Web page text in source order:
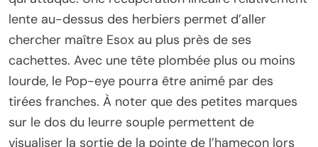
lente au-dessus des herbiers permet d’aller
chercher maître Esox au plus près de ses
cachettes. Avec une tête plombée plus ou moins
lourde, le Pop-eye pourra être animé par des
tirées franches. À noter que des petites marques
sur le dos du leurre souple permettent de
visualiser la sortie de la pointe de l’hameçon lors